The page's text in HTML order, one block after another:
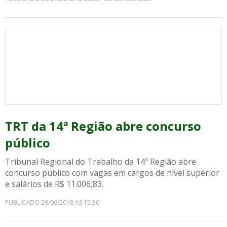
TRT da 14ª Região abre concurso
público
Tribunal Regional do Trabalho da 14ª Região abre
concurso público com vagas em cargos de nível superior
e salários de R$ 11.006,83.
PUBLICADO 29/06/2018 AS 15:36